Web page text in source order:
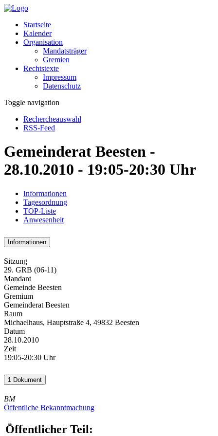
Startseite
Kalender
Organisation
Mandatsträger
Gremien
Rechtstexte
Impressum
Datenschutz
Toggle navigation
Rechercheauswahl
RSS-Feed
Gemeinderat Beesten -
28.10.2010 - 19:05-20:30 Uhr
Informationen
Tagesordnung
TOP-Liste
Anwesenheit
Informationen
Sitzung
29. GRB (06-11)
Mandant
Gemeinde Beesten
Gremium
Gemeinderat Beesten
Raum
Michaelhaus, Hauptstraße 4, 49832 Beesten
Datum
28.10.2010
Zeit
19:05-20:30 Uhr
1 Dokument
BM
Öffentliche Bekanntmachung
Öffentlicher Teil: